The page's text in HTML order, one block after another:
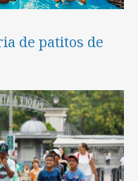
de patitos de